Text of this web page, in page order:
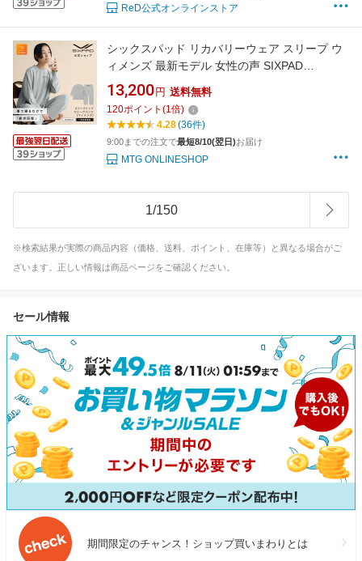
ReD公式オンラインストア
シックスパッド リカバリーウェア スリープ ウ
ィメンズ 最新モデル 女性の声 SIXPAD
Recovery Wear Sleep WOMEN 一般医療機器
血行促進 疲労回復 ルームウェア 部屋着 パジャ
マ 公式 お祝い プレゼント
13,200 円 送料無料
120ポイント (1倍)
4.28(36件)
9:00までの注文で最短8/10(翌日)お届け
MTG ONLINESHOP
1/150
※検索結果が実際の商品内容（価格、送料、ポイント、在庫等）と異なる場合がご
ざいます。正しい情報は商品ページをご確認ください。
セール情報
期間限定のチャンス！ショップ買いまわりとは